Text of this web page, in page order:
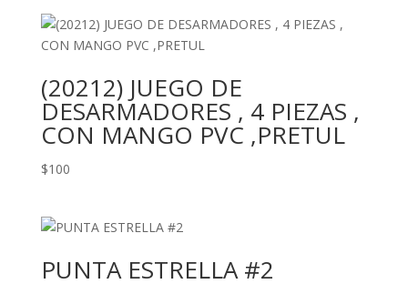
(20212) JUEGO DE
DESARMADORES , 4 PIEZAS ,
CON MANGO PVC ,PRETUL
$100
PUNTA ESTRELLA #2